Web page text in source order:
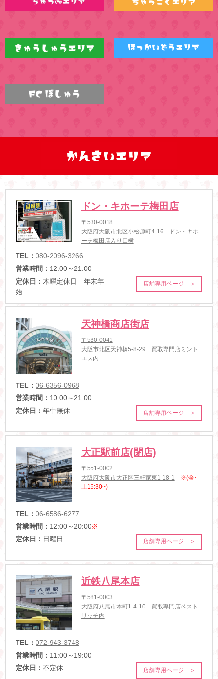
ドン・キホーテ梅田店
〒530-0018
大阪府大阪市北区小松原町4-16 ドン・キホ
ーテ梅田店入り口横
TEL： 080-2096-3266
営業時間： 12:00～21:00
定休日： 木曜定休日 年末年
始
店舗専用ページ ＞
天神橋商店街店
〒530-0041
大阪市北区天神橋5-8-29 買取専門店ミント
エス内
TEL： 06-6356-0968
営業時間： 10:00～21:00
定休日： 年中無休 店舗専用ページ ＞
大正駅前店(閉店)
〒551-0002
大阪府大阪市大正区三軒家東1-18-1
※(金･
土16:30~)
TEL： 06-6586-6277
営業時間： 12:00～20:00※
定休日： 日曜日 店舗専用ページ ＞
近鉄八尾本店
〒581-0003
大阪府八尾市本町1-4-10 買取専門店ベスト
リッチ内
TEL： 072-943-3748
営業時間： 11:00～19:00
定休日： 不定休 店舗専用ページ ＞